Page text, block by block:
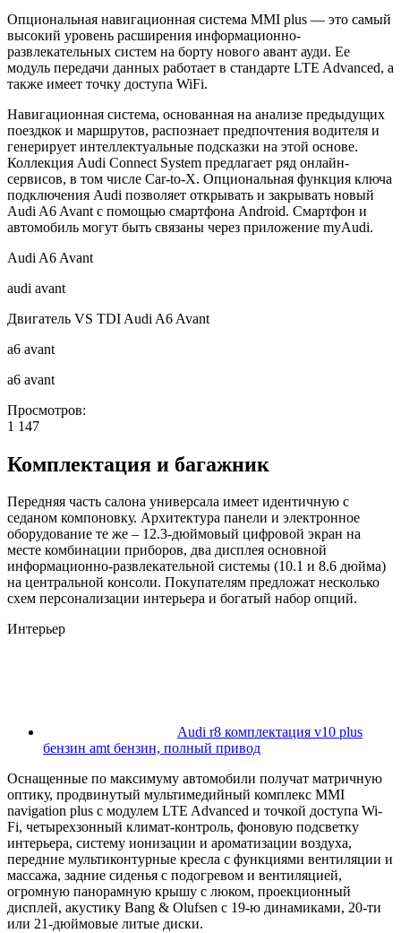
Опциональная навигационная система MMI plus — это самый
высокий уровень расширения информационно-
развлекательных систем на борту нового авант ауди. Ее
модуль передачи данных работает в стандарте LTE Advanced, а
также имеет точку доступа WiFi.
Навигационная система, основанная на анализе предыдущих
поездкок и маршрутов, распознает предпочтения водителя и
генерирует интеллектуальные подсказки на этой основе.
Коллекция Audi Connect System предлагает ряд онлайн-
сервисов, в том числе Car-to-X. Опциональная функция ключа
подключения Audi позволяет открывать и закрывать новый
Audi A6 Avant с помощью смартфона Android. Смартфон и
автомобиль могут быть связаны через приложение myAudi.
Audi A6 Avant
audi avant
Двигатель VS TDI Audi A6 Avant
a6 avant
a6 avant
Просмотров:
1 147
Комплектация и багажник
Передняя часть салона универсала имеет идентичную с
седаном компоновку. Архитектура панели и электронное
оборудование те же – 12.3-дюймовый цифровой экран на
месте комбинации приборов, два дисплея основной
информационно-развлекательной системы (10.1 и 8.6 дюйма)
на центральной консоли. Покупателям предложат несколько
схем персонализации интерьера и богатый набор опций.
Интерьер
Audi r8 комплектация v10 plus
бензин amt бензин, полный привод
Оснащенные по максимуму автомобили получат матричную
оптику, продвинутый мультимедийный комплекс MMI
navigation plus с модулем LTE Advanced и точкой доступа Wi-
Fi, четырехзонный климат-контроль, фоновую подсветку
интерьера, систему ионизации и ароматизации воздуха,
передние мультиконтурные кресла с функциями вентиляции и
массажа, задние сиденья с подогревом и вентиляцией,
огромную панорамную крышу с люком, проекционный
дисплей, акустику Bang & Olufsen с 19-ю динамиками, 20-ти
или 21-дюймовые литые диски.